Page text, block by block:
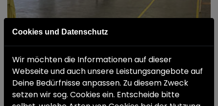
Cookies und Datenschutz
Wir möchten die Informationen auf dieser
Webseite und auch unsere Leistungsangebote auf
Deine Bedürfnisse anpassen. Zu diesem Zweck
setzen wir sog. Cookies ein. Entscheide bitte